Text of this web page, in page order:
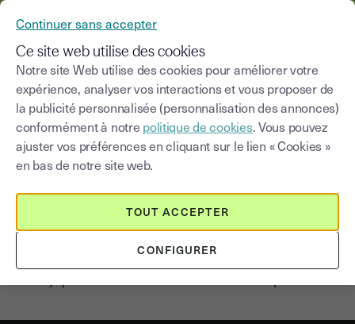
La signature électronique
d’un devis
La 1ère étape de toute vente est la production et la
signature d’un devis. Plus ce dernier peut être signé
rapidement, plus le contrat a de chances de se
concrétiser. La possibilité d’utiliser la signature
Continuer sans accepter
Ce site web utilise des cookies
Notre site Web utilise des cookies pour améliorer votre
expérience, analyser vos interactions et vous proposer de
la publicité personnalisée (personnalisation des annonces)
conformément à notre politique de cookies. Vous pouvez
ajuster vos préférences en cliquant sur le lien « Cookies »
en bas de notre site web.
CONFIGURER
TOUT ACCEPTER